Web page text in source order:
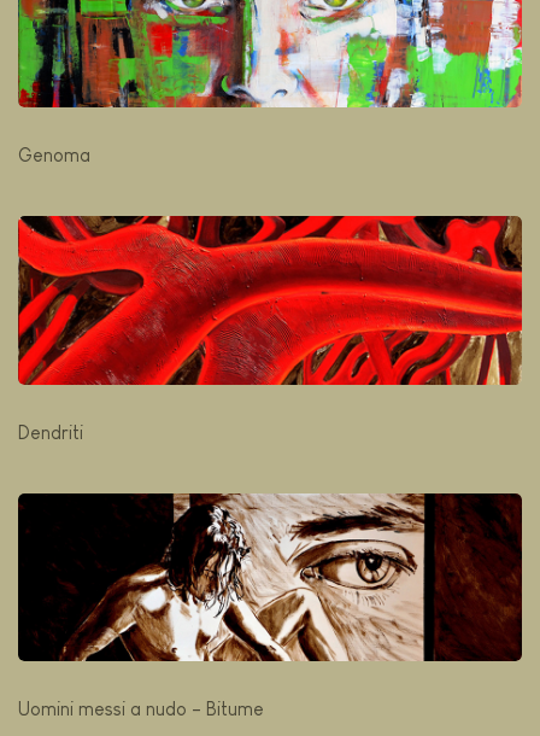
Genoma
Dendriti
Uomini messi a nudo - Bitume